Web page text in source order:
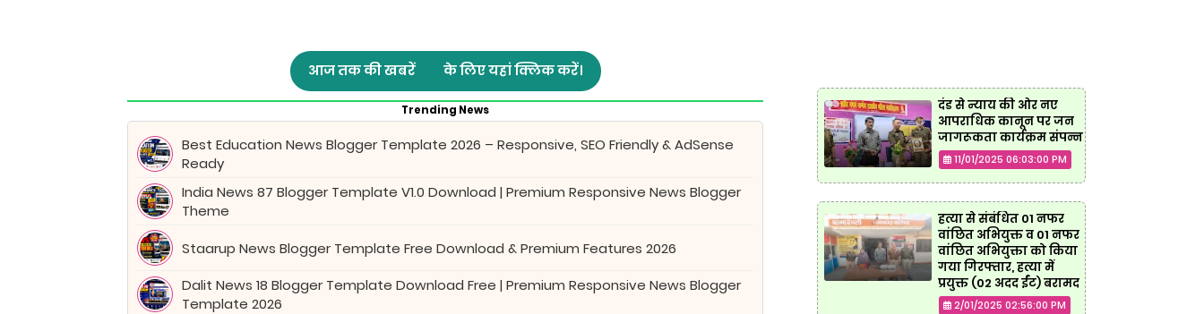
आज तक की खबरें के लिए यहां क्लिक करें।
Trending News
Best Education News Blogger Template 2026 – Responsive, SEO Friendly & AdSense
Ready
India News 87 Blogger Template V1.0 Download | Premium Responsive News Blogger
Theme
Staarup News Blogger Template Free Download & Premium Features 2026
Dalit News 18 Blogger Template Download Free | Premium Responsive News Blogger
Template 2026
दंड से न्याय की ओर नए
आपराधिक कानून पर जन
जागरूकता कार्यक्रम संपन्न
11/01/2025 06:03:00 PM
हत्या से संबंधित 01 नफर
वांछित अभियुक्त व 01 नफर
वांछित अभियुक्ता को किया
गया गिरफ्तार, हत्या में
प्रयुक्त (02 अदद ईंट) बरामद
2/01/2025 02:56:00 PM